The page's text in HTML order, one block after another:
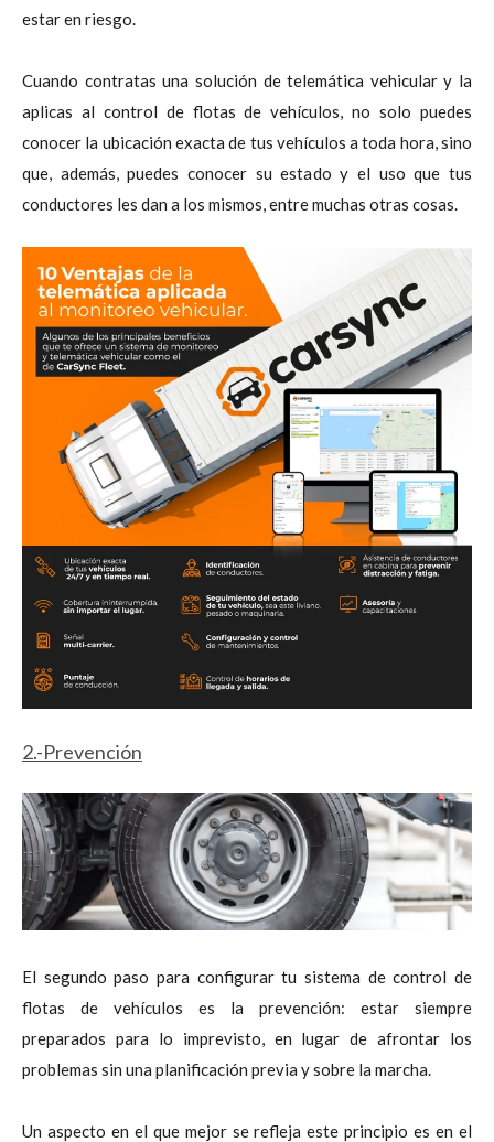
estar en riesgo.
Cuando contratas una solución de telemática vehicular y la
aplicas al control de flotas de vehículos, no solo puedes
conocer la ubicación exacta de tus vehículos a toda hora, sino
que, además, puedes conocer su estado y el uso que tus
conductores les dan a los mismos, entre muchas otras cosas.
2.-Prevención
El segundo paso para configurar tu sistema de control de
flotas de vehículos es la prevención: estar siempre
preparados para lo imprevisto, en lugar de afrontar los
problemas sin una planificación previa y sobre la marcha.
Un aspecto en el que mejor se refleja este principio es en el